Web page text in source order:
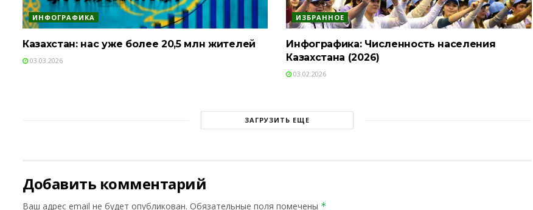
ИНФОГРАФИКА
Казахстан: нас уже более 20,5 млн жителей
03.03.2026
ИЗБРАННОЕ
Инфографика: Численность населения
Казахстана (2026)
03.02.2026
ЗАГРУЗИТЬ ЕЩЕ
Добавить комментарий
Ваш адрес email не будет опубликован. Обязательные поля помечены *